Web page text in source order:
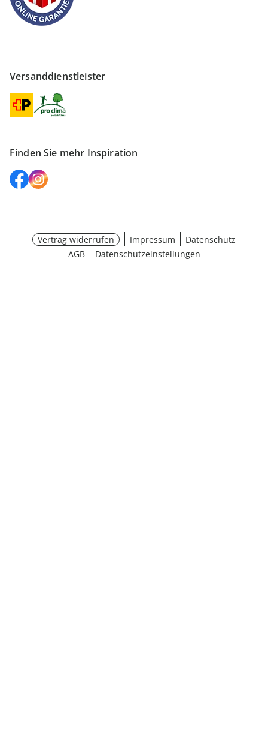
Versanddienstleister
Finden Sie mehr Inspiration
Vertrag widerrufen Impressum
Datenschutz
AGB
Datenschutzeinstellungen